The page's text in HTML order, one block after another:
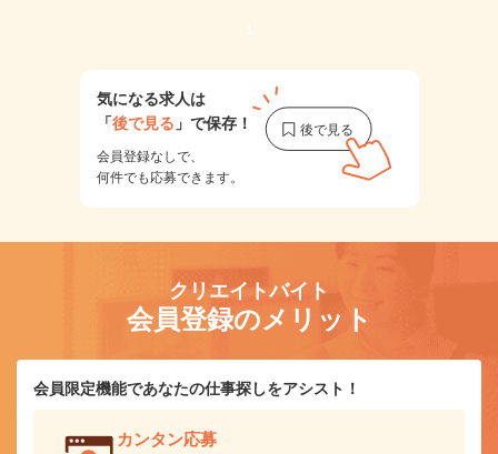
1
気になる求人は
「後で見る 」で保存！
会員登録なしで、
何件でも応募できます。
クリエイトバイト
会員登録のメリット
会員限定機能であなたの仕事探しをアシスト！
カンタン応募